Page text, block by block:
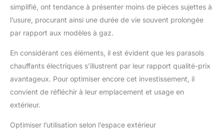
simplifié, ont tendance à présenter moins de pièces sujettes à
l’usure, procurant ainsi une durée de vie souvent prolongée
par rapport aux modèles à gaz.
En considérant ces éléments, il est évident que les parasols
chauffants électriques s’illustrent par leur rapport qualité-prix
avantageux. Pour optimiser encore cet investissement, il
convient de réfléchir à leur emplacement et usage en
extérieur.
Optimiser l’utilisation selon l’espace extérieur